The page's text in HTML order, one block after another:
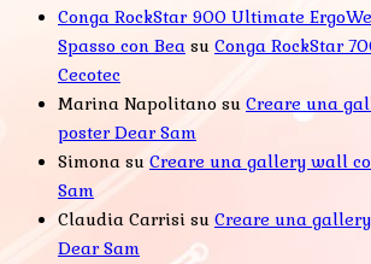
Conga RockStar 900 Ultimate
Spasso con Bea su Conga RockStar
Cecotec
Marina Napolitano su Creare una
poster Dear Sam
Simona su Creare una gallery wall
Sam
Claudia Carrisi su Creare una
Dear Sam